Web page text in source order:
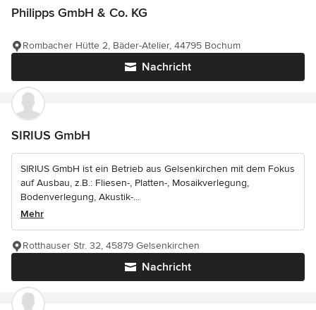
Philipps GmbH & Co. KG
Nachricht
Rombacher Hütte 2, Bäder-Atelier, 44795 Bochum
SIRIUS GmbH
SIRIUS GmbH ist ein Betrieb aus Gelsenkirchen mit dem Fokus
auf Ausbau, z.B.: Fliesen-, Platten-, Mosaikverlegung,
Bodenverlegung, Akustik-...
Mehr
Nachricht
Rotthauser Str. 32, 45879 Gelsenkirchen